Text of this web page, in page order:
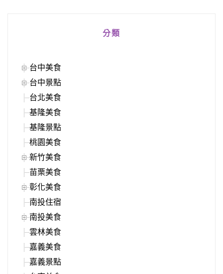
分類
台中美食
台中景點
台北美食
基隆美食
基隆景點
桃園美食
新竹美食
苗栗美食
彰化美食
南投住宿
南投美食
雲林美食
嘉義美食
嘉義景點